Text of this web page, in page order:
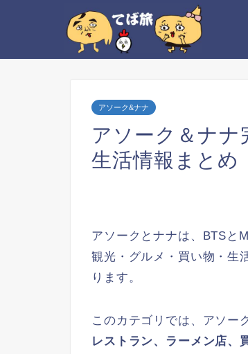
アソーク&ナナ
アソーク＆ナナ
生活情報まとめ
アソークとナナは、BTSと
観光・グルメ・買い物・生
ります。
このカテゴリでは、アソー
レストラン、ラーメン店、